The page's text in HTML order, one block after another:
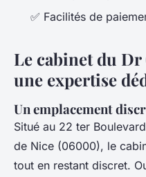
✅ Facilités de
Le cabinet du
une expertise
Un emplacement
Situé au 22 ter
de Nice (06000), le
tout en restant discret.